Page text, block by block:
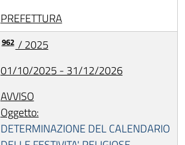
PREFETTURA
962 / 2025
01/10/2025 - 31/12/2026
AVVISO
Oggetto:
DETERMINAZIONE DEL CALENDARIO